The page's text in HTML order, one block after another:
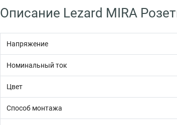
Описание Lezard MIRA
Напряжение
Номинальный ток
Цвет
Способ монтажа